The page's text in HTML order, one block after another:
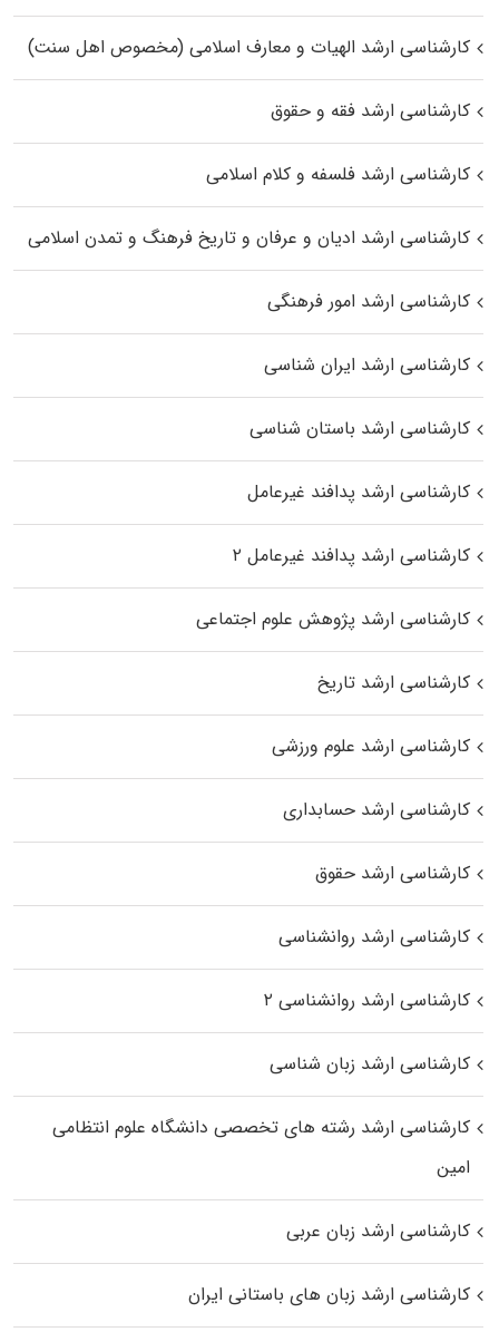
کارشناسی ارشد الهیات و معارف اسلامی (مخصوص اهل سنت)
کارشناسی ارشد فقه و حقوق
کارشناسی ارشد فلسفه و کلام اسلامی
کارشناسی ارشد ادیان و عرفان و تاریخ فرهنگ و تمدن اسلامی
کارشناسی ارشد امور فرهنگی
کارشناسی ارشد ایران شناسی
کارشناسی ارشد باستان شناسی
کارشناسی ارشد پدافند غیرعامل
کارشناسی ارشد پدافند غیرعامل ۲
کارشناسی ارشد پژوهش علوم اجتماعی
کارشناسی ارشد تاریخ
کارشناسی ارشد علوم ورزشی
کارشناسی ارشد حسابداری
کارشناسی ارشد حقوق
کارشناسی ارشد روانشناسی
کارشناسی ارشد روانشناسی ۲
کارشناسی ارشد زبان شناسی
کارشناسی ارشد رﺷﺘﻪ ﻫﺎی تخصصی داﻧﺸﮕﺎه ﻋﻠﻮم انتظامی
اﻣﻴﻦ
کارشناسی ارشد زبان عربی
کارشناسی ارشد زبان‌ های باستانی ایران